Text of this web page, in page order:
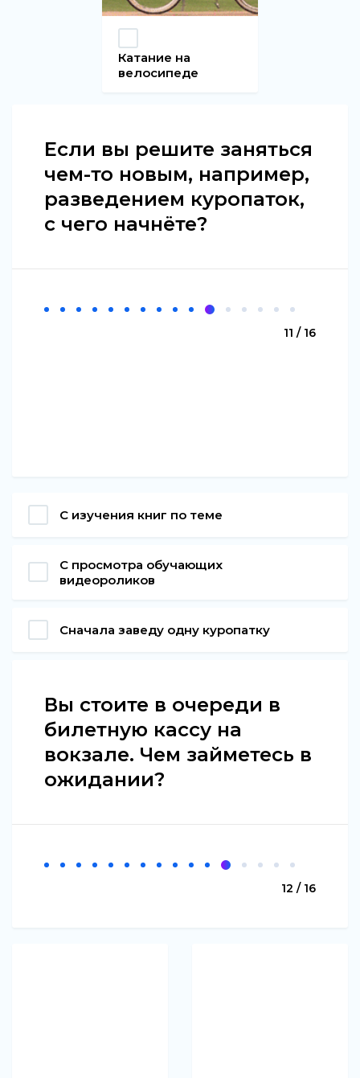
Катание на
велосипеде
Если вы решите заняться
чем-то новым, например,
разведением куропаток,
с чего начнёте?
11 / 16
С изучения книг по теме
С просмотра обучающих
видеороликов
Сначала заведу одну куропатку
Вы стоите в очереди в
билетную кассу на
вокзале. Чем займетесь в
ожидании?
12 / 16